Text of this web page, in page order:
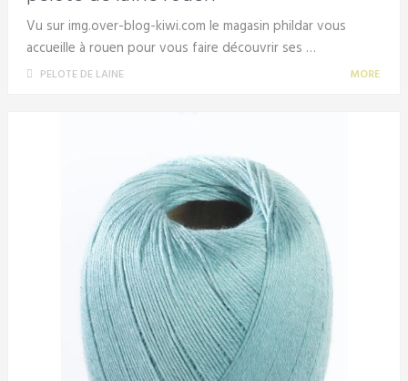
Vu sur img.over-blog-kiwi.com le magasin phildar vous
accueille à rouen pour vous faire découvrir ses …
PELOTE DE LAINE MORE